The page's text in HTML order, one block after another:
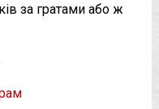
за гратами або ж